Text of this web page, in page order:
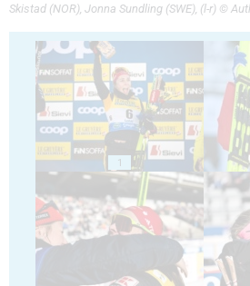
Skistad (NOR), Jonna Sundling (SWE), (l-r) ©
1